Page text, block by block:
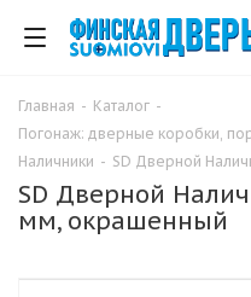
Главная - Каталог -
Погонаж: дверные коробки,
Наличники - SD Дверной
SD Дверной
мм, окрашенный